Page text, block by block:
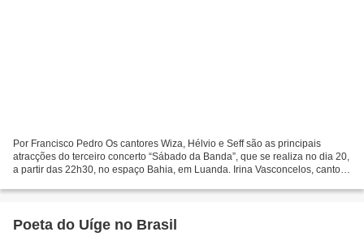
Por Francisco Pedro Os cantores Wiza, Hélvio e Seff são as principais
atracções do terceiro concerto “Sábado da Banda”, que se realiza no dia 20,
a partir das 22h30, no espaço Bahia, em Luanda. Irina Vasconcelos, cantora
Poeta do Uíge no Brasil